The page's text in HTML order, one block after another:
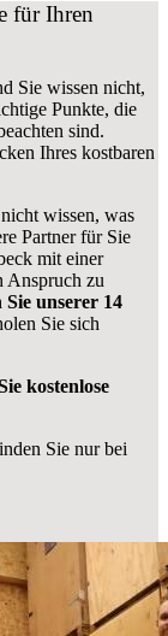
für Ihren
Sie wissen nicht,
Punkte, die
sind.
Ihres kostbaren
wissen, was
Partner für Sie
mit einer
Anspruch zu
unserer 14
Sie sich
kostenlose
Sie nur bei